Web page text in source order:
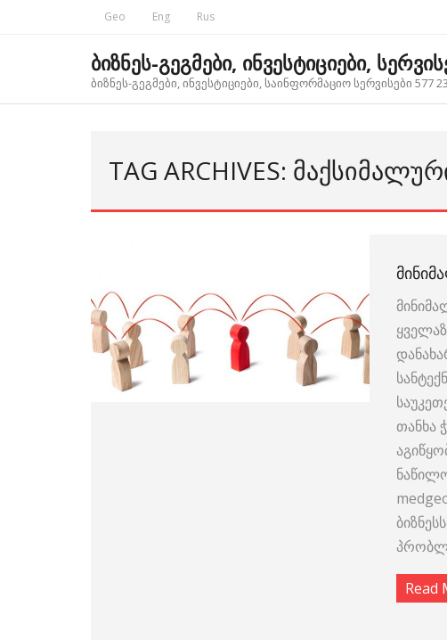
Geo Eng Rus
ბიზნეს-გეგმები, ინვესტიციები,
ბიზნეს-გეგმები, ინვესტიციები, საინფორმაციო სერვისები 577
TAG ARCHIVES:
თანხა
Read